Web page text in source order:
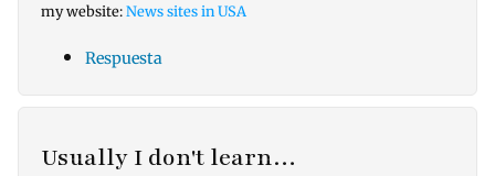
my website:News sites in USA
Respuesta
Usually I don't learn…